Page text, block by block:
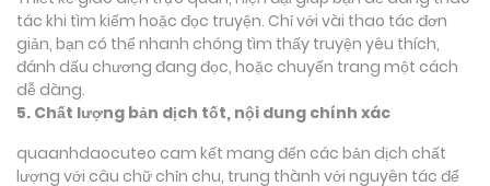
tác khi tìm kiếm hoặc đọc truyện. Chỉ với vài thao tác đơn
giản, bạn có thể nhanh chóng tìm thấy truyện yêu thích,
đánh dấu chương đang đọc, hoặc chuyển trang một cách
dễ dàng.
5. Chất lượng bản dịch tốt, nội dung chính xác
quaanhdaocuteo cam kết mang đến các bản dịch chất
lượng với câu chữ chỉn chu, trung thành với nguyên tác để